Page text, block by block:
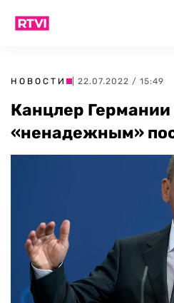
НОВОСТИ | 22.07.2022 / 15:49
Канцлер
«ненадежным»